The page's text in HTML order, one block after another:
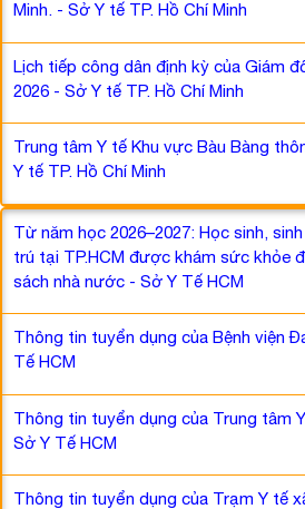
Minh. - Sở Y tế TP. Hồ Chí Minh
Lịch tiếp công dân định kỳ của Giám
2026 - Sở Y tế TP. Hồ Chí Minh
Trung tâm Y tế Khu vực Bàu Bàng
Y tế TP. Hồ Chí Minh
Từ năm học 2026–2027: Học sinh,
trú tại TP.HCM được khám sức khỏe
sách nhà nước - Sở Y Tế HCM
Thông tin tuyển dụng của Bệnh viện
Tế HCM
Thông tin tuyển dụng của Trung tâm
Sở Y Tế HCM
Thông tin tuyển dụng của Trạm Y tế